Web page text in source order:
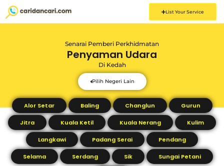
List Your Service
Senarai Pemberi Perkhidmatan
Penyaman Udara
Di Kedah
Pilih Negeri Lain
Alor Setar Baling Changlun Gurun
Jitra Kuala Ketil Kuala Nerang Kulim
Langkawi Padang Serai Pendang
Selama Serdang Sik Sungai Petani